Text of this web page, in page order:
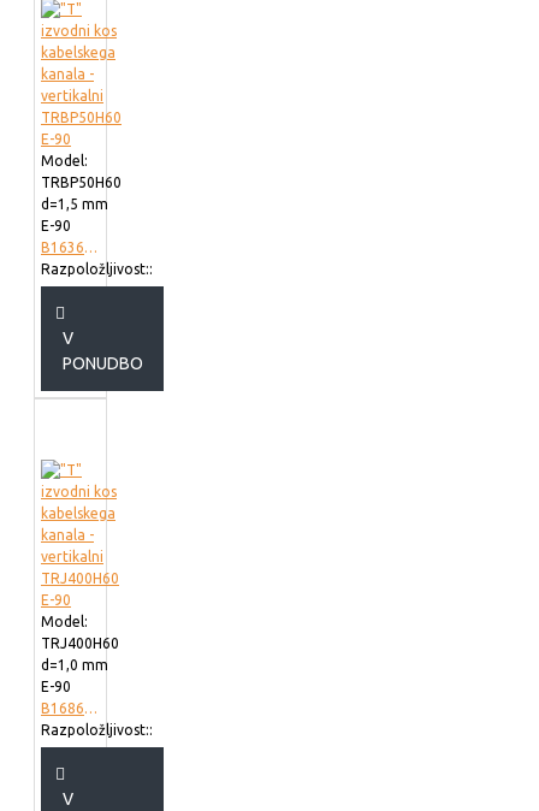
Model:
TRBP50H60
d=1,5 mm
E-90
B163623
Razpoložljivost::
V
PONUDBO
Model:
TRJ400H60
d=1,0 mm
E-90
B168640
Razpoložljivost::
V